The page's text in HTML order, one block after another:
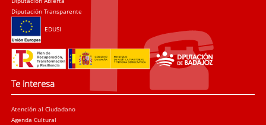
Diputación Transparente
EDUSI
Te interesa
Atención al Ciudadano
Agenda Cultural